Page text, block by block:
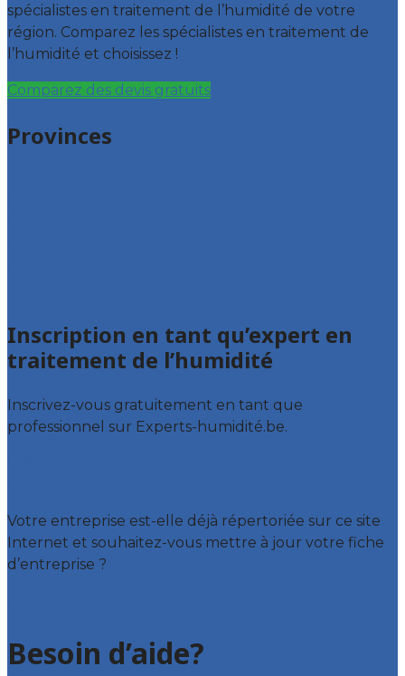
spécialistes en traitement de l’humidité de votre
région. Comparez les spécialistes en traitement de
l’humidité et choisissez !
Comparez des devis gratuits
Provinces
Inscription en tant qu’expert en
traitement de l’humidité
Inscrivez-vous gratuitement en tant que
professionnel sur Experts-humidité.be.
Votre entreprise est-elle déjà répertoriée sur ce site
Internet et souhaitez-vous mettre à jour votre fiche
d’entreprise ?
Besoin d’aide?